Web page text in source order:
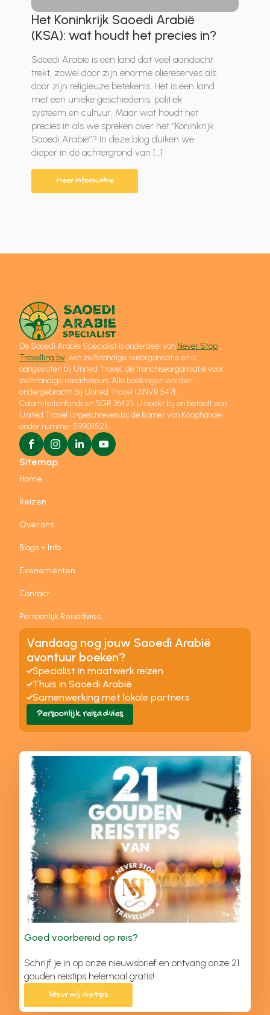
Het Koninkrijk Saoedi Arabië
(KSA): wat houdt het precies in?
Saoedi Arabië is een land dat veel aandacht
trekt, zowel door zijn enorme oliereserves als
door zijn religieuze betekenis. Het is een land
met een unieke geschiedenis, politiek
systeem en cultuur. Maar wat houdt het
precies in als we spreken over het “Koninkrijk
Saoedi Arabië”? In deze blog duiken we
dieper in de achtergrond van […]
Meer informatie
De Saoedi Arabië Specialist is onderdeel van Never Stop
Travelling bv, een zelfstandige reisorganisatie en is
aangesloten bij United Travel; de franchiseorganisatie voor
zelfstandige reisadviseurs. Alle boekingen worden
ondergebracht bij United Travel (ANVR 5471,
Calamiteitenfonds en SGR 3642). U boekt bij en betaalt aan
United Travel (ingeschreven bij de Kamer van Koophandel
onder nummer 59901152).
Sitemap
Home
Reizen
Over ons
Blogs + Info
Evenementen
Contact
Persoonlijk Reisadvies
Vandaag nog jouw Saoedi Arabië
avontuur boeken?
Specialist in maatwerk reizen
Thuis in Saoedi Arabië
Samenwerking met lokale partners
Persoonlijk reisadvies
Goed voorbereid op reis?
Schrijf je in op onze nieuwsbrief en ontvang onze 21
gouden reistips helemaal gratis!
Stuur mij die tips